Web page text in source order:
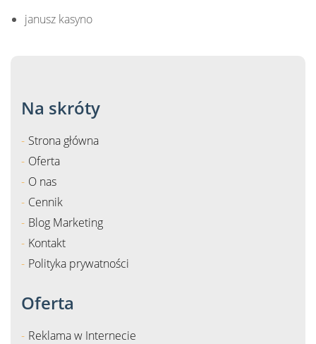
janusz kasyno
Na skróty
Strona główna
Oferta
O nas
Cennik
Blog Marketing
Kontakt
Polityka prywatności
Oferta
Reklama w Internecie